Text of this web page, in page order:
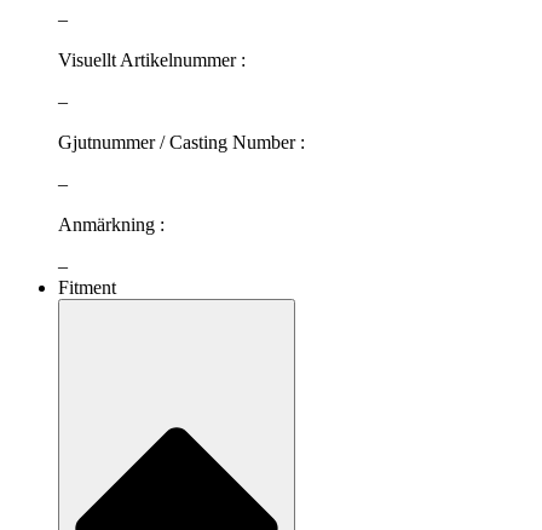
–
Visuellt Artikelnummer :
–
Gjutnummer / Casting Number :
–
Anmärkning :
–
Fitment